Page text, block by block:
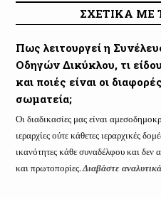
ΣΧΕΤΙΚΑ ΜΕ
Πως λειτουργεί η
Οδηγών Δικύκλου, τι
και ποιές είναι οι
σωματεία;
Οι διαδικασίες μας είναι
ιεραρχίες ούτε κάθετες ιεραρχικές
ικανότητες κάθε συναδέλφου και δεν
και πρωτοπορίες.Διαβάστε